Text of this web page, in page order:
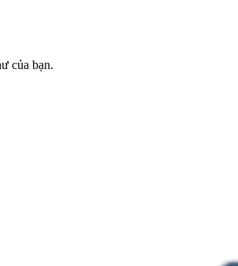
của bạn.